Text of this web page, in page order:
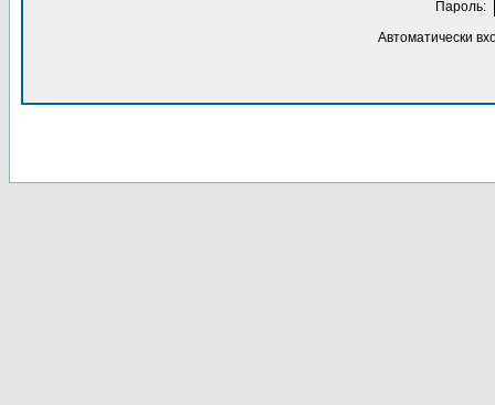
Пароль:
Автоматически